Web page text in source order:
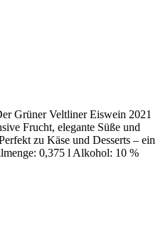
Grüner Veltliner Eiswein 2021
Frucht, elegante Süße und
zu Käse und Desserts – ein
0,375 l Alkohol: 10 %